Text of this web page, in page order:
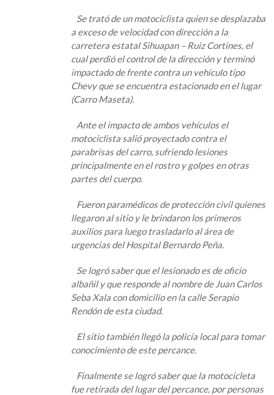
Se trató de un motociclista quien se desplazaba
a exceso de velocidad con dirección a la
carretera estatal Sihuapan – Ruiz Cortines, el
cual perdió el control de la dirección y terminó
impactado de frente contra un vehículo tipo
Chevy que se encuentra estacionado en el lugar
(Carro Maseta).
Ante el impacto de ambos vehículos el
motociclista salió proyectado contra el
parabrisas del carro, sufriendo lesiones
principalmente en el rostro y golpes en otras
partes del cuerpo.
Fueron paramédicos de protección civil quienes
llegaron al sitio y le brindaron los primeros
auxilios para luego trasladarlo al área de
urgencias del Hospital Bernardo Peña.
Se logró saber que el lesionado es de oficio
albañil y que responde al nombre de Juan Carlos
Seba Xala con domicilio en la calle Serapio
Rendón de esta ciudad.
El sitio también llegó la policía local para tomar
conocimiento de este percance.
Finalmente se logró saber que la motocicleta
fue retirada del lugar del percance, por personas